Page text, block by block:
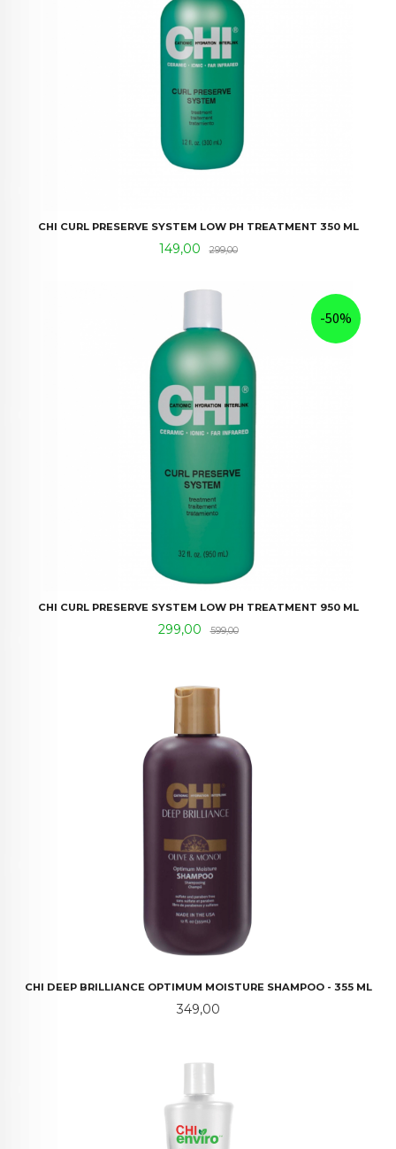
CHI CURL PRESERVE SYSTEM LOW PH TREATMENT 350 ML
Tilbud
149,00 299,00Rabatt
CHI CURL PRESERVE SYSTEM LOW PH TREATMENT 950 ML
Tilbud
299,00 599,00Rabatt
-50%
CHI DEEP BRILLIANCE OPTIMUM MOISTURE SHAMPOO - 355 ML
Pris
349,00